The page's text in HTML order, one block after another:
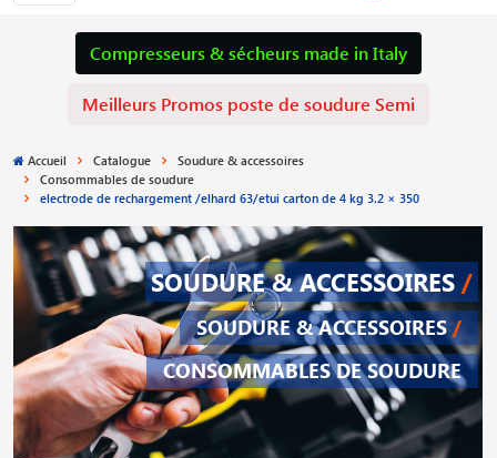
Compresseurs & sécheurs made in Italy
Meilleurs Promos poste de soudure Semi
Accueil Catalogue
Soudure & accessoires
Consommables de soudure
electrode de rechargement /elhard 63/etui carton de 4 kg 3.2 × 350
SOUDURE & ACCESSOIRES /
SOUDURE & ACCESSOIRES /
CONSOMMABLES DE SOUDURE